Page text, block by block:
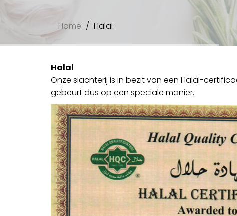
Home Halal
Halal
Onze slachterij is in bezit van een Halal-
gebeurt dus op een speciale manier.